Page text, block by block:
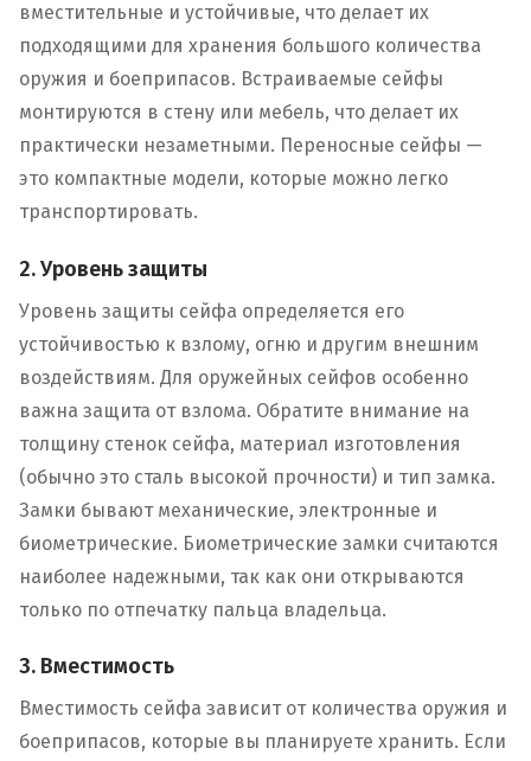
вместительные и устойчивые, что делает их
подходящими для хранения большого количества
оружия и боеприпасов. Встраиваемые сейфы
монтируются в стену или мебель, что делает их
практически незаметными. Переносные сейфы —
это компактные модели, которые можно легко
транспортировать.
2. Уровень защиты
Уровень защиты сейфа определяется его
устойчивостью к взлому, огню и другим внешним
воздействиям. Для оружейных сейфов особенно
важна защита от взлома. Обратите внимание на
толщину стенок сейфа, материал изготовления
(обычно это сталь высокой прочности) и тип замка.
Замки бывают механические, электронные и
биометрические. Биометрические замки считаются
наиболее надежными, так как они открываются
только по отпечатку пальца владельца.
3. Вместимость
Вместимость сейфа зависит от количества оружия и
боеприпасов, которые вы планируете хранить. Если